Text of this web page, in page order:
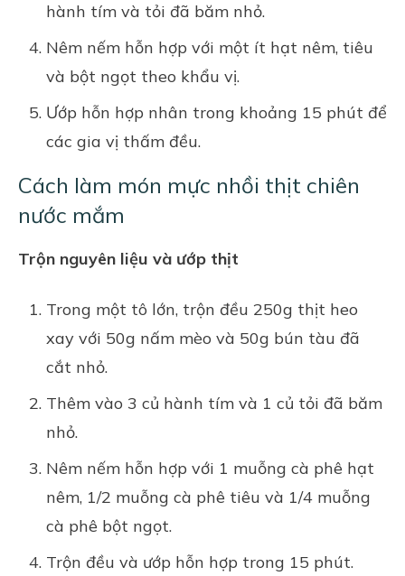
hành tím và tỏi đã băm nhỏ.
Nêm nếm hỗn hợp với một ít hạt nêm, tiêu
và bột ngọt theo khẩu vị.
Ướp hỗn hợp nhân trong khoảng 15 phút để
các gia vị thấm đều.
Cách làm món mực nhồi thịt chiên
nước mắm
Trộn nguyên liệu và ướp thịt
Trong một tô lớn, trộn đều 250g thịt heo
xay với 50g nấm mèo và 50g bún tàu đã
cắt nhỏ.
Thêm vào 3 củ hành tím và 1 củ tỏi đã băm
nhỏ.
Nêm nếm hỗn hợp với 1 muỗng cà phê hạt
nêm, 1/2 muỗng cà phê tiêu và 1/4 muỗng
cà phê bột ngọt.
Trộn đều và ướp hỗn hợp trong 15 phút.